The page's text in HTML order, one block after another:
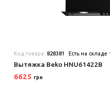
Код товара:828381 Есть на складе
Вытяжка Beko HNU61422B
6625 грн